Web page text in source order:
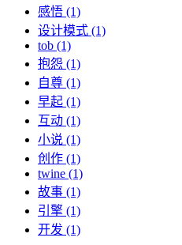
感悟 (1)
设计模式 (1)
tob (1)
抱怨 (1)
自尊 (1)
早起 (1)
互动 (1)
小说 (1)
创作 (1)
twine (1)
故事 (1)
引擎 (1)
开发 (1)